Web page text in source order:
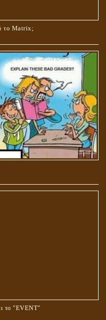
το Matrix;
το ʺEVENTʺ